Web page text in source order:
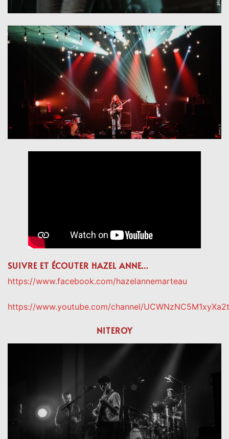
SUIVRE ET ÉCOUTER HAZEL ANNE…
https://www.facebook.com/hazelannemarteau
https://www.youtube.com/channel/
NITEROY